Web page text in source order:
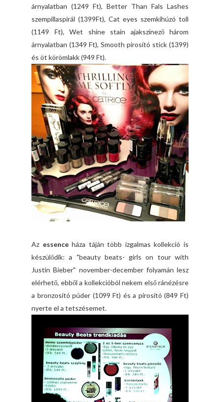
árnyalatban (1249 Ft), Better Than Fals Lashes
szempillaspirál (1399Ft), Cat eyes szemkihúzó toll
(1149 Ft), Wet shine stain ajakszínező három
árnyalatban (1349 Ft), Smooth pirosító stick (1399)
és öt körömlakk (949 Ft).
Az essenceháza táján több izgalmas kollekció is
készülődik: a "beauty beats- girls on tour with
Justin Bieber" november-december folyamán lesz
elérhető, ebből a kollekcióból nekem első ránézésre
a bronzosító púder (1099 Ft) és a pirosító (849 Ft)
nyerte el a tetszésemet.